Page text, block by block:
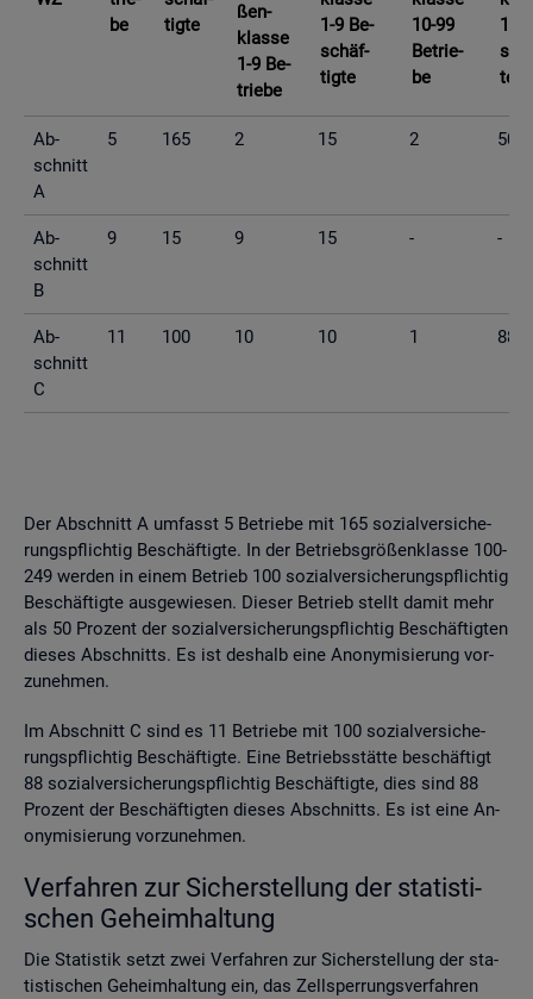
be
tig­te
ßen­
klas­se
1-9 Be­
trie­be
1-9 Be­
schäf­
tig­te
10-99
Be­trie­
be
10-
te
Ab­
schnitt
A
5 165 2 15 2 50
Ab­
schnitt
B
9 15 9 15 - -
Ab­
schnitt
C
11 100 10 10 1 88
Der Ab­schnitt A um­fasst 5 Be­trie­be mit 165 so­zi­al­ver­si­che­
rungs­pflich­tig Be­schäf­tig­te. In der Be­triebs­grö­ßen­klas­se 100-
249 wer­den in einem Be­trieb 100 so­zi­al­ver­si­che­rungs­pflich­tig
Be­schäf­tig­te aus­ge­wie­sen. Die­ser Be­trieb stellt damit mehr
als 50 Pro­zent der so­zi­al­ver­si­che­rungs­pflich­tig Be­schäf­tig­ten
die­ses Ab­schnitts. Es ist des­halb eine An­ony­mi­sie­rung vor­
zu­neh­men.
Im Ab­schnitt C sind es 11 Be­trie­be mit 100 so­zi­al­ver­si­che­
rungs­pflich­tig Be­schäf­tig­te. Eine Be­triebs­stät­te be­schäf­tigt
88 so­zi­al­ver­si­che­rungs­pflich­tig Be­schäf­tig­te, dies sind 88
Pro­zent der Be­schäf­tig­ten die­ses Ab­schnitts. Es ist eine An­
ony­mi­sie­rung vor­zu­neh­men.
Ver­fah­ren zur Si­cher­stel­lung der sta­tis­ti­
schen Ge­heim­hal­tung
Die Sta­tis­tik setzt zwei Ver­fah­ren zur Si­cher­stel­lung der sta­
tis­ti­schen Ge­heim­hal­tung ein, das Zell­sper­rungs­ver­fah­ren